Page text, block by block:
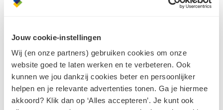
Jouw cookie-instellingen
Wij (en onze partners) gebruiken cookies om onze
website goed te laten werken en te verbeteren. Ook
kunnen we jou dankzij cookies beter en persoonlijker
helpen en je relevante advertenties tonen. Ga je hiermee
akkoord? Klik dan op ‘Alles accepteren’. Je kunt ook
Inloggen
Wachtwoord vergeten?